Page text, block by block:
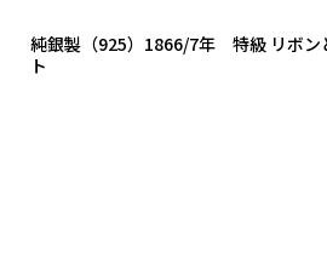
純銀製（925）1866/7年 特級 リボン
ト